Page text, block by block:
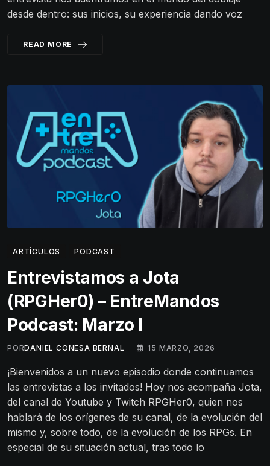
desde dentro: sus inicios, su experiencia dando voz
READ MORE
ARTÍCULOS PODCAST
Entrevistamos a Jota
(RPGHer0) – EntreMandos
Podcast: Marzo I
PORDANIEL CONESA BERNAL 15 MARZO, 2026
¡Bienvenidos a un nuevo episodio donde continuamos
las entrevistas a los invitados! Hoy nos acompaña Jota,
del canal de Youtube y Twitch RPGHer0, quien nos
hablará de los orígenes de su canal, de la evolución del
mismo y, sobre todo, de la evolución de los RPGs. En
especial de su situación actual, tras todo lo